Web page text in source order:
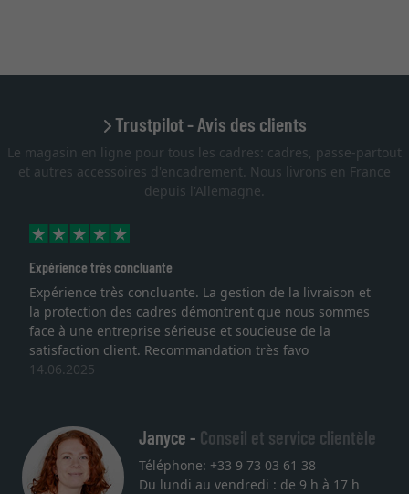
Trustpilot - Avis des clients
Le magasin en ligne pour tous les cadres: cadres, passe-partout
et autres accessoires d'encadrement. Nous livrons en France
depuis l'Allemagne.
très concluante
très concluante. La gestion de la livraison et
protection des cadres démontrent que nous sommes
à une entreprise sérieuse et soucieuse de la
client. Recommandation très favo
Janyce - Conseil et service clientèle
Téléphone: +33 9 73 03 61 38